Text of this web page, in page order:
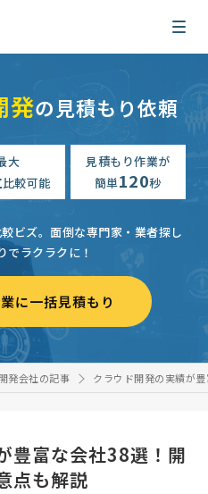
発の見積もり依頼
大
比較可能
見積もり作業が
簡単120秒
ビズ。 面倒な専門家・業者探し
でラクラクに！
に一括見積もり
発会社の記事 クラウド開発の実績が
豊富な会社38選！開
点も解説